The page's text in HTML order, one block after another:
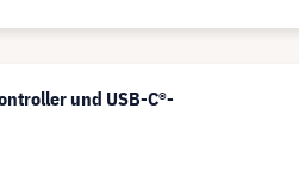
und USB-C®-